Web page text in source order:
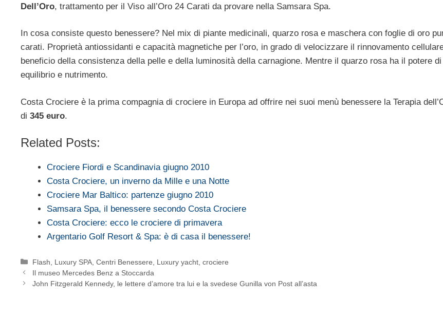
Dell’Oro, trattamento per il Viso all’Oro 24 Carati da provare nella Samsara Spa.
In cosa consiste questo benessere? Nel mix di piante medicinali, quarzo rosa e maschera con foglie di oro
carati. Proprietà antiossidanti e capacità magnetiche per l’oro, in grado di velocizzare il rinnovamento
beneficio della consistenza della pelle e della luminosità della carnagione. Mentre il quarzo rosa ha il potere
equilibrio e nutrimento.
Costa Crociere è la prima compagnia di crociere in Europa ad offrire nei suoi menù benessere la Terapia
di 345 euro.
Related Posts:
Crociere Fiordi e Scandinavia giugno 2010
Costa Crociere, un inverno da Mille e una Notte
Crociere Mar Baltico: partenze giugno 2010
Samsara Spa, il benessere secondo Costa Crociere
Costa Crociere: ecco le crociere di primavera
Argentario Golf Resort & Spa: è di casa il benessere!
Categorie
Flash Luxury SPA, Centri Benessere
Luxury yacht, crociere
Il museo Mercedes Benz a Stoccarda
John Fitzgerald Kennedy, le lettere d’amore tra lui e la svedese Gunilla von Post all’asta